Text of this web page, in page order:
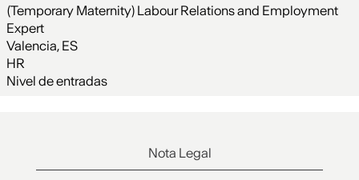
(Temporary Maternity) Labour Relations and Employment
Expert
Valencia, ES
HR
Nivel de entradas
Nota Legal